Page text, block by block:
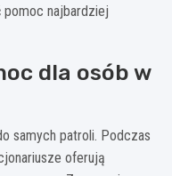
pomoc najbardziej
dla osób w
samych patroli. Podczas
oferują